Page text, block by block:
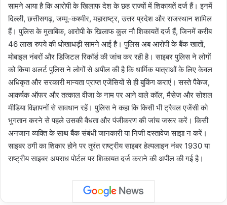
सामने आया है कि आरोपी के खिलाफ देश के छह राज्यों में शिकायतें दर्ज हैं। इनमें
दिल्ली, छत्तीसगढ़, जम्मू-कश्मीर, महाराष्ट्र, उत्तर प्रदेश और राजस्थान शामिल
हैं। पुलिस के मुताबिक, आरोपी के खिलाफ कुल नौ शिकायतें दर्ज हैं, जिनमें करीब
46 लाख रुपये की धोखाधड़ी सामने आई है। पुलिस अब आरोपी के बैंक खातों,
मोबाइल नंबरों और डिजिटल रिकॉर्ड की जांच कर रही है। साइबर पुलिस ने लोगों
को किया अलर्ट पुलिस ने लोगों से अपील की है कि धार्मिक यात्राओं के लिए केवल
अधिकृत और सरकारी मान्यता प्राप्त एजेंसियों से ही बुकिंग कराएं। सस्ते पैकेज,
आकर्षक ऑफर और तत्काल वीजा के नाम पर आने वाले कॉल, मैसेज और सोशल
मीडिया विज्ञापनों से सावधान रहें। पुलिस ने कहा कि किसी भी ट्रैवल एजेंसी को
भुगतान करने से पहले उसकी वैधता और पंजीकरण की जांच जरूर करें। किसी
अनजान व्यक्ति के साथ बैंक संबंधी जानकारी या निजी दस्तावेज साझा न करें।
साइबर ठगी का शिकार होने पर तुरंत राष्ट्रीय साइबर हेल्पलाइन नंबर 1930 या
राष्ट्रीय साइबर अपराध पोर्टल पर शिकायत दर्ज कराने की अपील की गई है।